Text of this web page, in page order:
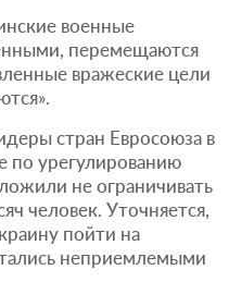
военные
перемещаются
вражеские цели
стран Евросоюза в
по урегулированию
не ограничивать
человек. Уточняется,
пойти на
неприемлемыми